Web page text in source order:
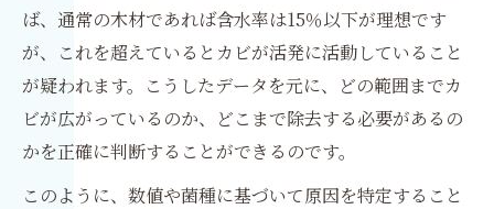
ば、通常の木材であれば含水率は15％以下が理想です
が、これを超えているとカビが活発に活動していること
が疑われます。こうしたデータを元に、どの範囲までカ
ビが広がっているのか、どこまで除去する必要があるの
かを正確に判断することができるのです。
このように、数値や菌種に基づいて原因を特定すること